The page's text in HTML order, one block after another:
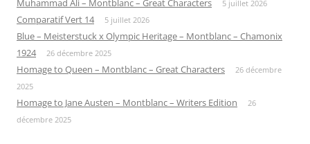
Muhammad Ali – Montblanc – Great Characters 5 juillet 2026
Comparatif Vert 14 5 juillet 2026
Blue – Meisterstuck x Olympic Heritage – Montblanc – Chamonix
1924
26 décembre 2025
Homage to Queen – Montblanc – Great Characters
26 décembre
2025
Homage to Jane Austen – Montblanc – Writers Edition
26
décembre 2025